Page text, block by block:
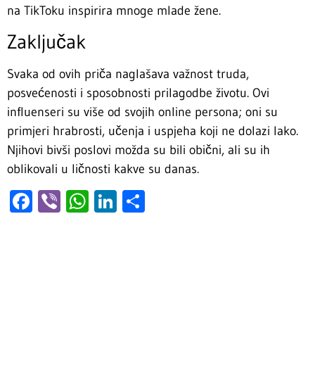
na TikToku inspirira mnoge mlade žene.
Zaključak
Svaka od ovih priča naglašava važnost truda,
posvećenosti i sposobnosti prilagodbe životu. Ovi
influenseri su više od svojih online persona; oni su
primjeri hrabrosti, učenja i uspjeha koji ne dolazi lako.
Njihovi bivši poslovi možda su bili obični, ali su ih
oblikovali u ličnosti kakve su danas.
Facebook
ViberWhatsApp
LinkedIn